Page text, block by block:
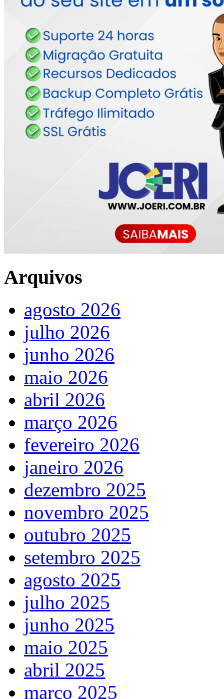
Arquivos
agosto 2026
julho 2026
junho 2026
maio 2026
abril 2026
março 2026
fevereiro 2026
janeiro 2026
dezembro 2025
novembro 2025
outubro 2025
setembro 2025
agosto 2025
julho 2025
junho 2025
maio 2025
abril 2025
março 2025